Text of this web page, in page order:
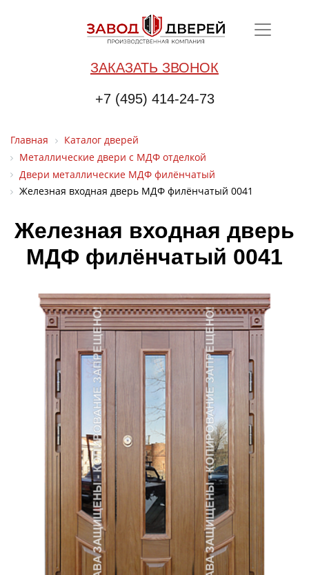
ЗАКАЗАТЬ ЗВОНОК
+7 (495) 414-24-73
Главная
Каталог дверей
Металлические двери с МДФ отделкой
Двери металлические МДФ филёнчатый
Железная входная дверь МДФ филёнчатый 0041
Железная входная дверь
МДФ филёнчатый 0041